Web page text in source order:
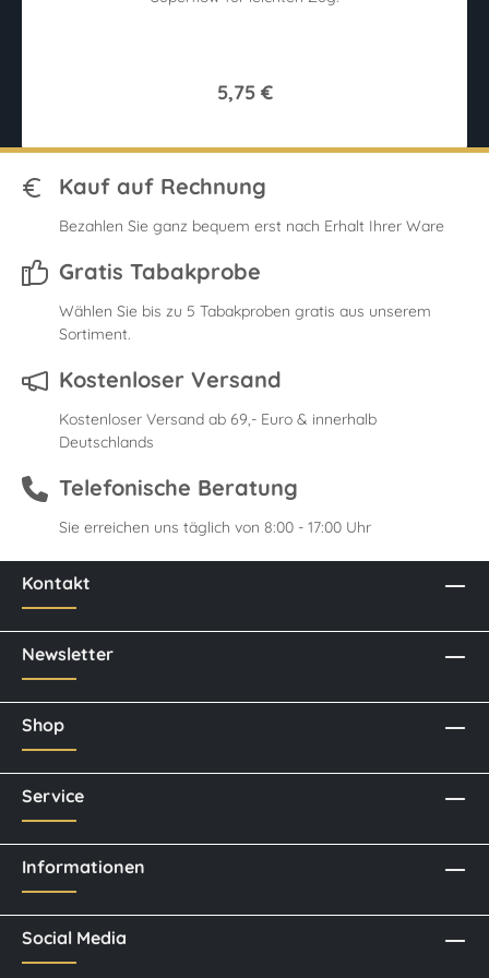
5,75 €
Kauf auf Rechnung
Bezahlen Sie ganz bequem erst nach Erhalt Ihrer Ware
Gratis Tabakprobe
Wählen Sie bis zu 5 Tabakproben gratis aus unserem
Sortiment.
Kostenloser Versand
Kostenloser Versand ab 69,- Euro & innerhalb
Deutschlands
Telefonische Beratung
Sie erreichen uns täglich von 8:00 - 17:00 Uhr
Kontakt
Newsletter
Social Media
Shop
Service
Informationen